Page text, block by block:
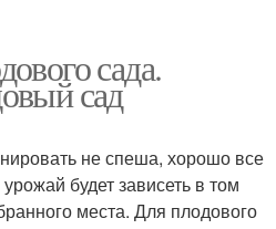
сада.
сад
не спеша, хорошо все
будет зависеть в том
места. Для плодового